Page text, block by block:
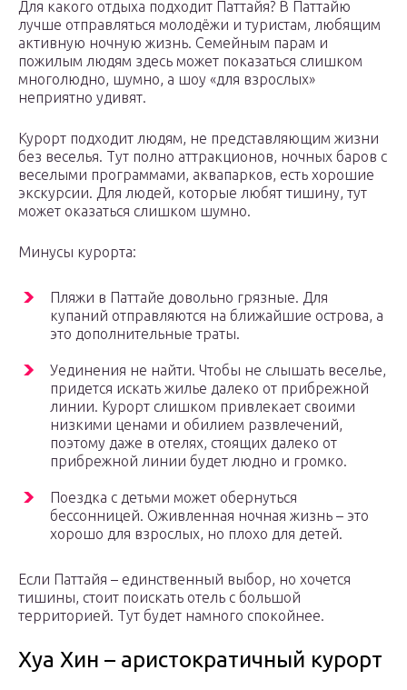
Для какого отдыха подходит Паттайя? В Паттайю
лучше отправляться молодёжи и туристам, любящим
активную ночную жизнь. Семейным парам и
пожилым людям здесь может показаться слишком
многолюдно, шумно, а шоу «для взрослых»
неприятно удивят.
Курорт подходит людям, не представляющим жизни
без веселья. Тут полно аттракционов, ночных баров с
веселыми программами, аквапарков, есть хорошие
экскурсии. Для людей, которые любят тишину, тут
может оказаться слишком шумно.
Минусы курорта:
Пляжи в Паттайе довольно грязные. Для
купаний отправляются на ближайшие острова, а
это дополнительные траты.
Уединения не найти. Чтобы не слышать веселье,
придется искать жилье далеко от прибрежной
линии. Курорт слишком привлекает своими
низкими ценами и обилием развлечений,
поэтому даже в отелях, стоящих далеко от
прибрежной линии будет людно и громко.
Поездка с детьми может обернуться
бессонницей. Оживленная ночная жизнь – это
хорошо для взрослых, но плохо для детей.
Если Паттайя – единственный выбор, но хочется
тишины, стоит поискать отель с большой
территорией. Тут будет намного спокойнее.
Хуа Хин – аристократичный курорт